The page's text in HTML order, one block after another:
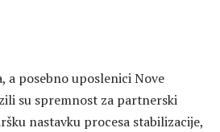
a posebno uposlenici Nove
su spremnost za partnerski
nastavku procesa stabilizacije,